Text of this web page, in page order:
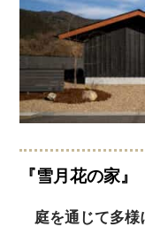
『雪月花の家』
庭を通じて多様